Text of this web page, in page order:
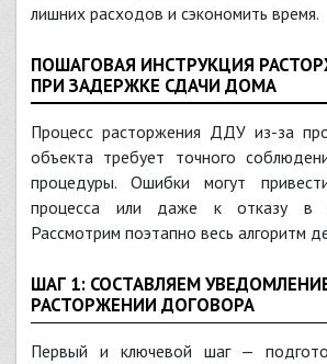
лишних расходов и сэкономить время.
ПОШАГОВАЯ ИНСТРУКЦИЯ
ПРИ ЗАДЕРЖКЕ СДАЧИ ДОМА
Процесс расторжения ДДУ из-за
объекта требует точного
процедуры. Ошибки могут
процесса или даже к отказу в
Рассмотрим поэтапно весь алгоритм
ШАГ 1: СОСТАВЛЯЕМ
РАСТОРЖЕНИИ ДОГОВОРА
Первый и ключевой шаг —